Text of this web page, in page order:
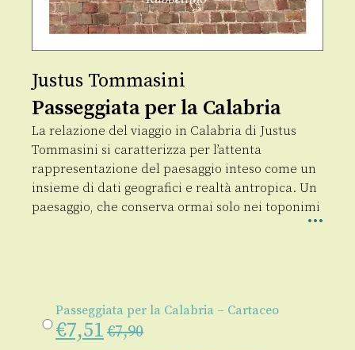
Justus Tommasini
Passeggiata per la Calabria
La relazione del viaggio in Calabria di Justus
Tommasini si caratterizza per l’attenta
rappresentazione del paesaggio inteso come un
insieme di dati geografici e realtà antropica. Un
paesaggio, che conserva ormai solo nei toponimi
Passeggiata per la Calabria – Cartaceo
€7,51 €7,90